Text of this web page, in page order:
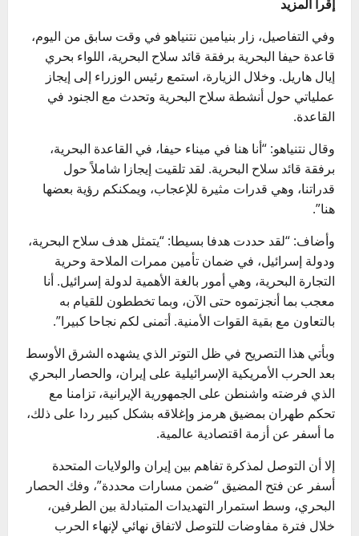
إقرأ المزيد
وفي التفاصيل، زار بنيامين نتنياهو في وقت سابق من اليوم،
قاعدة حيفا البحرية برفقة قائد سلاح البحرية، اللواء بحري
إيال هاريل. وخلال الزيارة، استمع رئيس الوزراء إلى إيجاز
عملياتي حول أنشطة سلاح البحرية وتحدث مع الجنود في
القاعدة.
وقال نتنياهو: “أنا هنا في ميناء حيفا، في القاعدة البحرية،
برفقة قائد سلاح البحرية. لقد تلقيت إيجازا شاملاً حول
قدراتنا، وهي قدرات مثيرة للإعجاب، ويمكنكم رؤية بعضها
هنا”.
وأضاف: “لقد حددت هدفا بسيطا: “يتمثل هدف سلاح البحرية،
ودولة إسرائيل، في ضمان تأمين ممرات الملاحة وحرية
التجارة البحرية، وهي أمور بالغة الأهمية لدولة إسرائيل. أنا
معجب بما أنجزتموه حتى الآن، وبما تخططون للقيام به
بالتعاون مع بقية القوات الأمنية. أتمنى لكم نجاحا كبيرا”.
وبأتي هذا التصريح في ظل التوتر الذي يشهده الشرق الأوسط
بعد الحرب الأمريكية الإسرائيلية على إيران، والحصار البحري
الذي فرضته واشنطن على الجمهورية الإيرانية، تزامنا مع
تحكم طهران بمضيق هرمز وإغلاقه بشكل كبير ردا على ذلك،
ما أسفر عن أزمة اقتصادية عالمية.
إلا أن التوصل لمذكرة تفاهم بين إيران والولايات المتحدة
أسفر عن فتح المضيق “ضمن مسارات محددة”، وفك الحصار
البحري، وسط استمرار التهديدات المتبادلة بين الطرفين،
خلال فترة مفاوضات للتوصل لاتفاق نهائي لإنهاء الحرب